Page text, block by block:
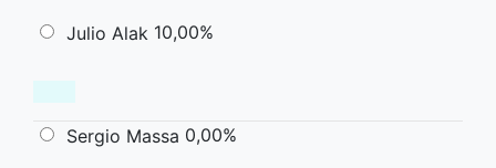
Julio Alak 10,00%
Sergio Massa 0,00%